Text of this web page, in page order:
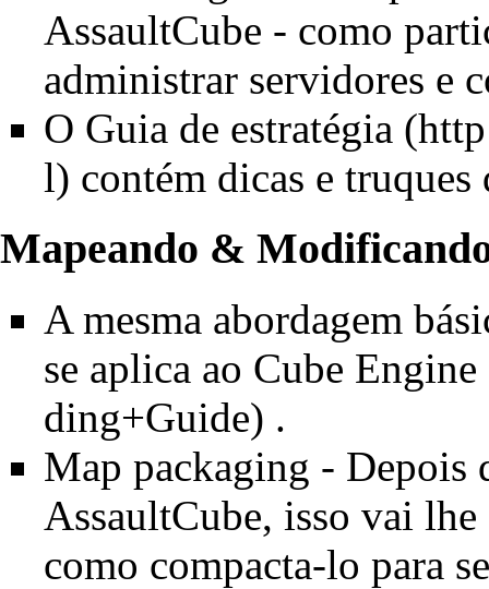
AssaultCube - como
administrar servidores e
O Guia de estratégia
contém dicas e
Mapeando &
A mesma abordagem
se aplica ao Cube Engine
.
Map packaging - Depois
AssaultCube, isso vai
como compacta-lo para